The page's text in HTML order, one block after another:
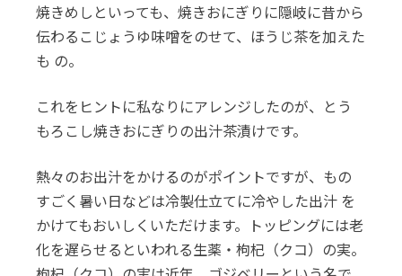
焼きめしといっても、焼きおにぎりに隠岐に昔から
伝わるこじょうゆ味噌をのせて、ほうじ茶を加えた
も の。
これをヒントに私なりにアレンジしたのが、とう
もろこし焼きおにぎりの出汁茶漬けです。
熱々のお出汁をかけるのがポイントですが、もの
すごく暑い日などは冷製仕立てに冷やした出汁 を
かけてもおいしくいただけます。トッピングには老
化を遅らせるといわれる生薬・枸杞（クコ）の実。